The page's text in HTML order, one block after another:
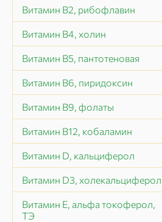
Витамин В2, рибофлавин
Витамин В4, холин
Витамин В5, пантотеновая
Витамин В6, пиридоксин
Витамин В9, фолаты
Витамин В12, кобаламин
Витамин D, кальциферол
Витамин D3, холекальциферол
Витамин Е, альфа токоферол,
ТЭ